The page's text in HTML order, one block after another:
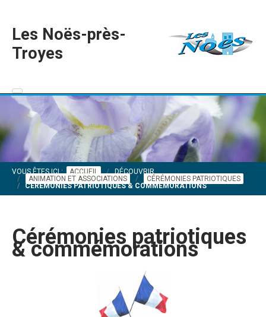
Les Noës-près-
Troyes
VOUS ÊTES ICI : ACCUEIL
DÉCOUVRIR
ANIMATION ET ASSOCIATIONS
CÉRÉMONIES PATRIOTIQUES
CÉRÉMONIES PATRIOTIQUES & COMMÉMORATIONS
Cérémonies patriotiques
& commémorations